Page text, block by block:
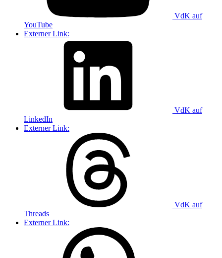
VdK auf
YouTube
Externer Link:
VdK auf
LinkedIn
Externer Link:
VdK auf
Threads
Externer Link: